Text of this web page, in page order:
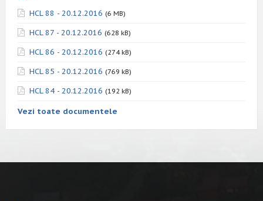
HCL 88 - 20.12.2016 (6 MB)
HCL 87 - 20.12.2016 (628 kB)
HCL 86 - 20.12.2016 (274 kB)
HCL 85 - 20.12.2016 (769 kB)
HCL 84 - 20.12.2016 (192 kB)
Vezi toate documentele